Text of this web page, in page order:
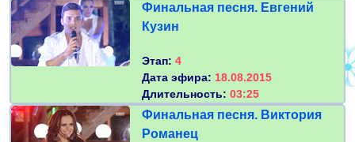
Финальная песня. Евгений
Кузин
Этап: 4
Дата эфира: 18.08.2015
Длительность: 03:25
Финальная песня. Виктория
Романец